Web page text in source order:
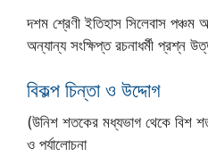
দশম শ্রেণী ইতিহাস সিলেবাস পঞ্চম
অন্যান্য সংক্ষিপ্ত রচনাধর্মী প্রশ্ন
বিকল্প চিন্তা ও উদ্দোগ
(উনিশ শতকের মধ্যভাগ থেকে বিশ
ও পর্যালোচনা